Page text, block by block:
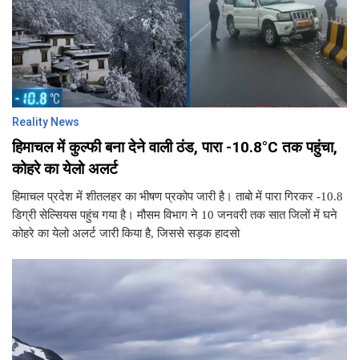
Reality News
हिमाचल में कुल्फी बना देने वाली ठंड, पारा -10.8°C तक पहुंचा,
कोहरे का येलो अलर्ट
हिमाचल प्रदेश में शीतलहर का भीषण प्रकोप जारी है। ताबो में पारा गिरकर -10.8
डिग्री सेल्सियस पहुंच गया है। मौसम विभाग ने 10 जनवरी तक सात जिलों में घने
कोहरे का येलो अलर्ट जारी किया है, जिससे सड़क हादसो